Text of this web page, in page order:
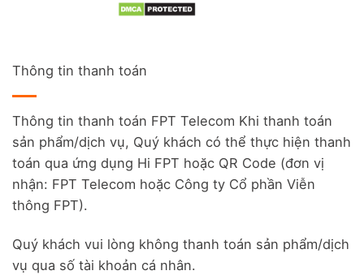
Thông tin thanh toán
Thông tin thanh toán FPT Telecom Khi thanh toán
sản phẩm/dịch vụ, Quý khách có thể thực hiện thanh
toán qua ứng dụng Hi FPT hoặc QR Code (đơn vị
nhận: FPT Telecom hoặc Công ty Cổ phần Viễn
thông FPT).
Quý khách vui lòng không thanh toán sản phẩm/dịch
vụ qua số tài khoản cá nhân.